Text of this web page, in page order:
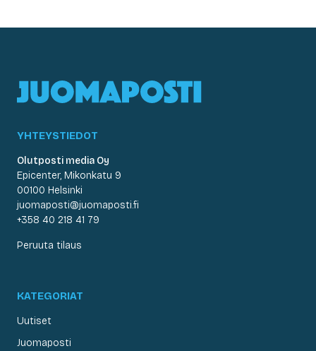
YHTEYSTIEDOT
Olutposti media Oy
Epicenter, Mikonkatu 9
00100 Helsinki
juomaposti@juomaposti.fi
+358 40 218 41 79
Peruuta tilaus
KATEGORIAT
Uutiset
Juomaposti